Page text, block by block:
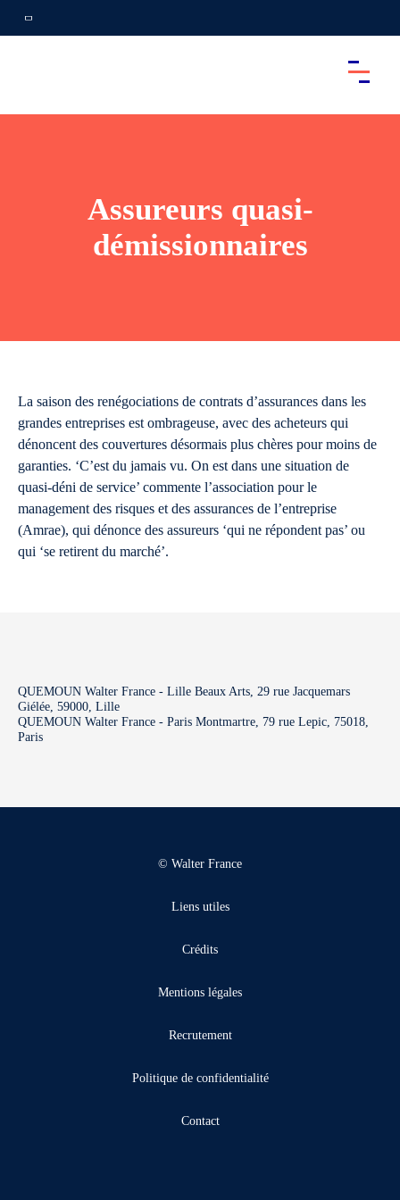
Assureurs quasi-
démissionnaires
La saison des renégociations de contrats d’assurances dans les
grandes entreprises est ombrageuse, avec des acheteurs qui
dénoncent des couvertures désormais plus chères pour moins de
garanties. ‘C’est du jamais vu. On est dans une situation de
quasi-déni de service’ commente l’association pour le
management des risques et des assurances de l’entreprise
(Amrae), qui dénonce des assureurs ‘qui ne répondent pas’ ou
qui ‘se retirent du marché’.
QUEMOUN Walter France - Lille Beaux Arts, 29 rue Jacquemars
Giélée, 59000, Lille
QUEMOUN Walter France - Paris Montmartre, 79 rue Lepic, 75018,
Paris
© Walter France
Liens utiles
Crédits
Mentions légales
Recrutement
Politique de confidentialité
Contact